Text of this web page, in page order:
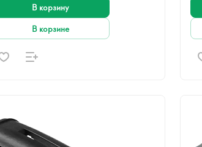
В корзину
В корзине